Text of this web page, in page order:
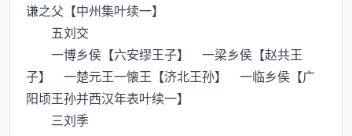
谦之父【中州集叶续一】
五刘交
一博乡侯【六安缪王子】 一梁乡侯【赵共王
子】 一楚元王一懐王【济北王孙】 一临乡侯【广
阳顷王孙并西汉年表叶续一】
三刘季